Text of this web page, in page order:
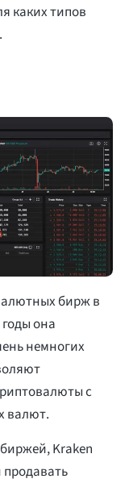
каких типов
бирж в
она
немногих
с
валют.
Kraken
продавать